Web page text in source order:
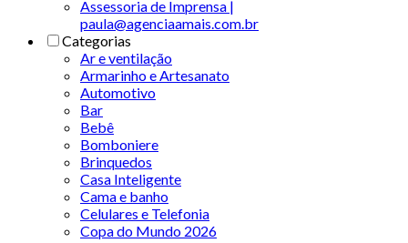
Assessoria de Imprensa |
paula@agenciaamais.com.br
Categorias
Ar e ventilação
Armarinho e Artesanato
Automotivo
Bar
Bebê
Bomboniere
Brinquedos
Casa Inteligente
Cama e banho
Celulares e Telefonia
Copa do Mundo 2026